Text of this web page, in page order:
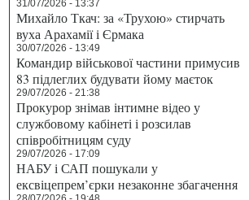
31/07/2026 - 13:37
Михайло Ткач: за «Трухою» стирчать
вуха Арахамії і Єрмака
30/07/2026 - 13:49
Командир військової частини примусив
83 підлеглих будувати йому маєток
29/07/2026 - 21:38
Прокурор знімав інтимне відео у
службовому кабінеті і розсилав
співробітницям суду
29/07/2026 - 17:09
НАБУ і САП пошукали у
ексвіцепрем’єрки незаконне збагачення